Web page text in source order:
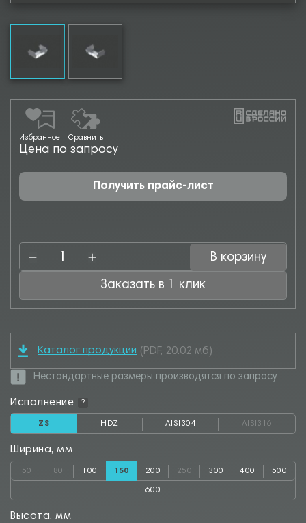
Избранное Сравнить
Цена по запросу
Получить прайс-лист
В корзину
Заказать в 1 клик
Каталог продукции (PDF, 20.02 мб)
Нестандартные размеры производятся по запросу
Исполнение ?
ZS HDZ AISI304 AISI316
Ширина, мм
50 80 100 150 200 250 300 400 500
600
Высота, мм